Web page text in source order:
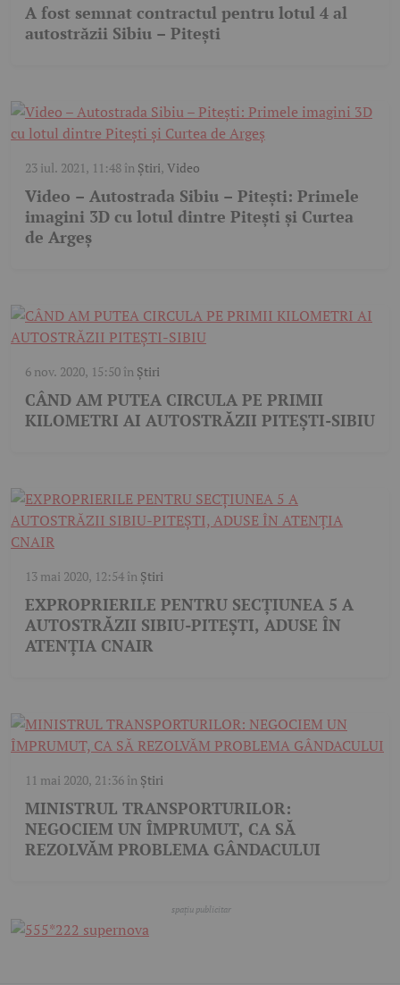
A fost semnat contractul pentru lotul 4 al
autostrăzii Sibiu – Pitești
23 iul. 2021, 11:48 în Știri, Video
Video – Autostrada Sibiu – Pitești: Primele
imagini 3D cu lotul dintre Piteşti şi Curtea
de Argeş
6 nov. 2020, 15:50 în Știri
CÂND AM PUTEA CIRCULA PE PRIMII
KILOMETRI AI AUTOSTRĂZII PITEȘTI-SIBIU
13 mai 2020, 12:54 în Știri
EXPROPRIERILE PENTRU SECȚIUNEA 5 A
AUTOSTRĂZII SIBIU-PITEȘTI, ADUSE ÎN
ATENȚIA CNAIR
11 mai 2020, 21:36 în Știri
MINISTRUL TRANSPORTURILOR:
NEGOCIEM UN ÎMPRUMUT, CA SĂ
REZOLVĂM PROBLEMA GÂNDACULUI